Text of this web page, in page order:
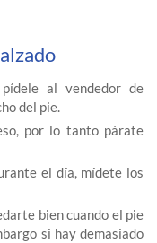
al vendedor de
del pie.
por lo tanto párate
el día, mídete los
bien cuando el pie
si hay demasiado